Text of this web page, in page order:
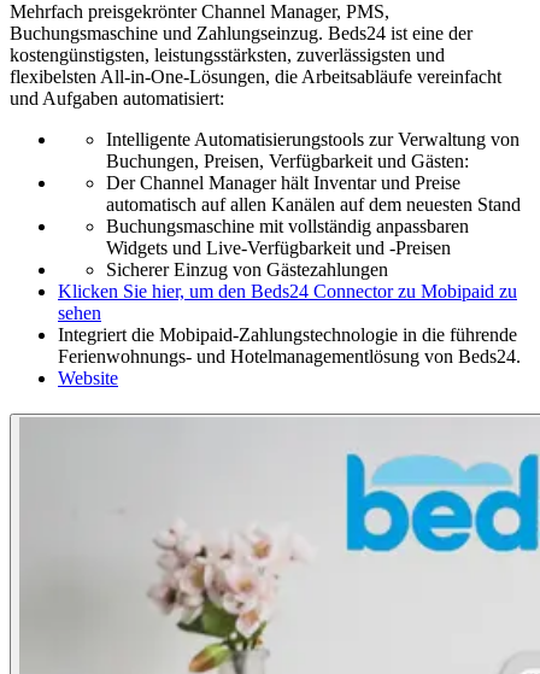
Mehrfach preisgekrönter Channel Manager, PMS,
Buchungsmaschine und Zahlungseinzug. Beds24 ist eine der
kostengünstigsten, leistungsstärksten, zuverlässigsten und
flexibelsten All-in-One-Lösungen, die Arbeitsabläufe vereinfacht
und Aufgaben automatisiert:
Intelligente Automatisierungstools zur Verwaltung von
Buchungen, Preisen, Verfügbarkeit und Gästen:
Der Channel Manager hält Inventar und Preise
automatisch auf allen Kanälen auf dem neuesten Stand
Buchungsmaschine mit vollständig anpassbaren
Widgets und Live-Verfügbarkeit und -Preisen
Sicherer Einzug von Gästezahlungen
Klicken Sie hier, um den Beds24 Connector zu Mobipaid zu
sehen
Integriert die Mobipaid-Zahlungstechnologie in die führende
Ferienwohnungs- und Hotelmanagementlösung von Beds24.
Website